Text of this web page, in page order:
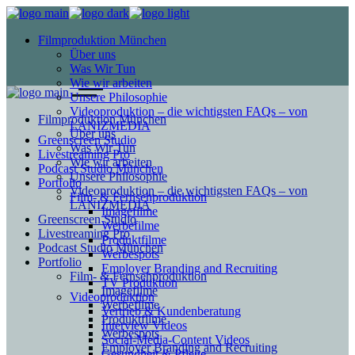
Filmproduktion München
Über uns
Was Wir Tun
Wie wir arbeiten
Unsere Philosophie
Videoproduktion – die wichtigsten FAQs – von
LANIZMEDIA
Greenscreen Studio
Livestreaming Pro
Podcast Studio München
Portfolio
Film- & Fernsehproduktion
Imagefilme
Werbefilme
Produktfilme
Werbespots
Employer Branding and Recruiting
TV Produktion
Videoproduktion
Vertrieb & Kundenberatung
Interview Videos
Social-Media-Content Videos
Filmproduktion München
Über uns
Was Wir Tun
Wie wir arbeiten
Unsere Philosophie
Videoproduktion – die wichtigsten FAQs – von
LANIZMEDIA
Greenscreen Studio
Livestreaming Pro
Podcast Studio München
Portfolio
Film- & Fernsehproduktion
Imagefilme
Werbefilme
Produktfilme
Werbespots
Employer Branding and Recruiting